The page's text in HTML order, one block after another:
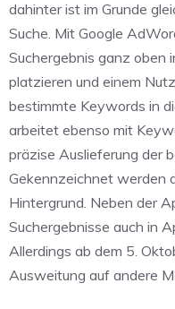
dahinter ist im Grunde
Suche. Mit Google
Suchergebnis ganz oben
platzieren und einem
bestimmte Keywords in
arbeitet ebenso mit
präzise Auslieferung der
Gekennzeichnet werden
Hintergrund. Neben der
Suchergebnisse auch in
Allerdings ab dem 5.
Ausweitung auf andere